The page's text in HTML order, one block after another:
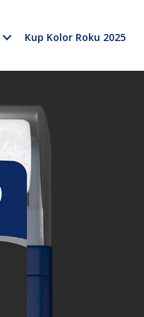
Kup Kolor Roku 2025